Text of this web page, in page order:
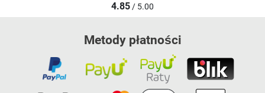
4.85/ 5.00
Metody płatności